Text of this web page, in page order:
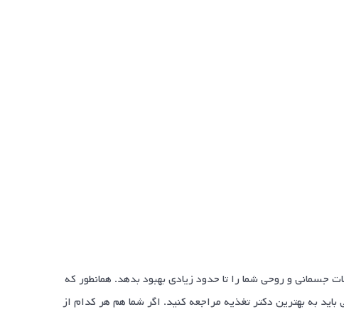
جسمانی و روحی شما را تا حدود زیادی بهبود بدهد. همانطور که
به بهترین دکتر تغذیه مراجعه کنید. اگر شما هم هر کدام از